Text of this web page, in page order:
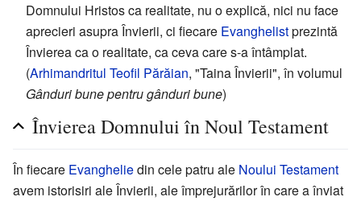
Domnului Hristos ca realitate, nu o explică, nici nu face
aprecieri asupra Învierii, ci fiecare Evanghelistprezintă
Învierea ca o realitate, ca ceva care s-a întâmplat.
(Arhimandritul Teofil Părăian, "Taina Învierii", în volumul
Gânduri bune pentru gânduri bune)
Învierea Domnului în Noul Testament
În fiecare Evangheliedin cele patru ale Noului Testament
avem istorisiri ale Învierii, ale împrejurărilor în care a înviat